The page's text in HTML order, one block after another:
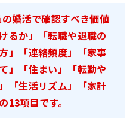
の婚活で確認すべき価値
るか」「転職や退職の
」「連絡頻度」「家事
」「住まい」「転勤や
「生活リズム」「家計
13項目です。